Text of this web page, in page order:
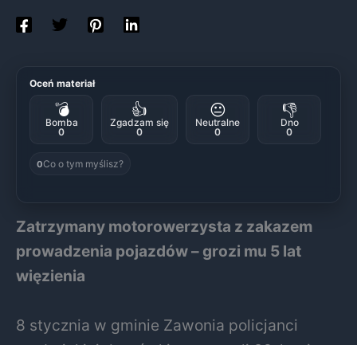
Oceń materiał
💣
Bomba
0
👍
Zgadzam się
0
😐
Neutralne
0
👎
Dno
0
0Co o tym myślisz?
Zatrzymany motorowerzysta z zakazem
prowadzenia pojazdów – grozi mu 5 lat
więzienia
8 stycznia w gminie Zawonia policjanci